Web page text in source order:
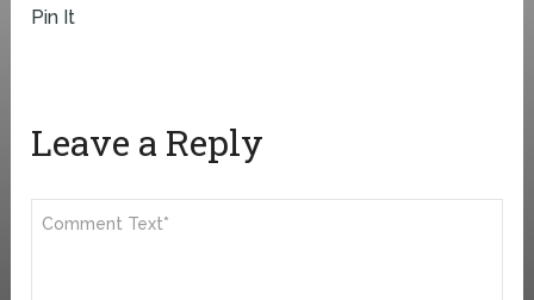
Pin It
Leave a Reply